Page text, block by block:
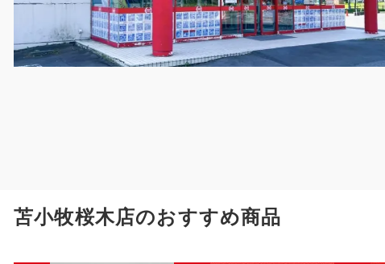
苫小牧桜木店のおすすめ商品